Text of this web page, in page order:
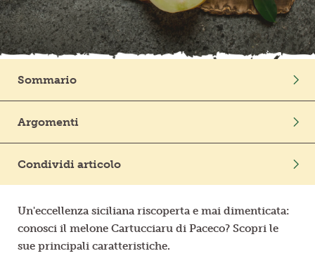
Frutta in pezzi
Polpe di frutta
Prodotti freschi
Sommario
Argomenti
Condividi articolo
Un'eccellenza siciliana riscoperta e mai dimenticata:
conosci il melone Cartucciaru di Paceco? Scopri le
sue principali caratteristiche.